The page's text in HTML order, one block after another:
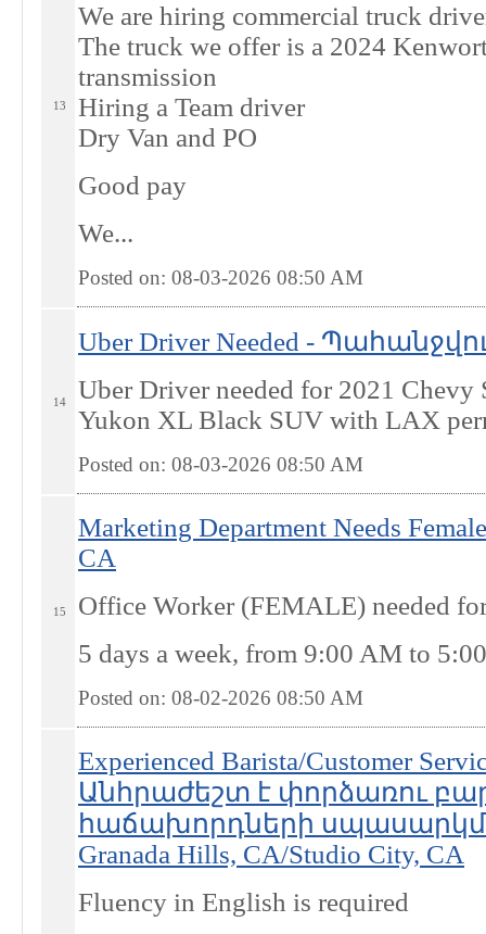
13
We are hiring commercial truck
The truck we offer is a 2024
transmission
Hiring a Team driver
Dry Van and PO
Good pay
We...
Posted on: 08-03-2026 08:50 AM
14
Uber Driver Needed -
Uber Driver needed for 2021
Yukon XL Black SUV with LAX
Posted on: 08-03-2026 08:50 AM
15
Marketing Department Needs
CA
Office Worker (FEMALE) needed
5 days a week, from 9:00 AM to
Posted on: 08-02-2026 08:50 AM
Experienced Barista/Customer
Անհրաժեշտ է փորձառու
հաճախորդների
Granada Hills, CA/Studio City, CA
Fluency in English is required